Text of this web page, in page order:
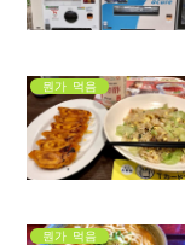
뭔가 먹음
뭔가 먹음